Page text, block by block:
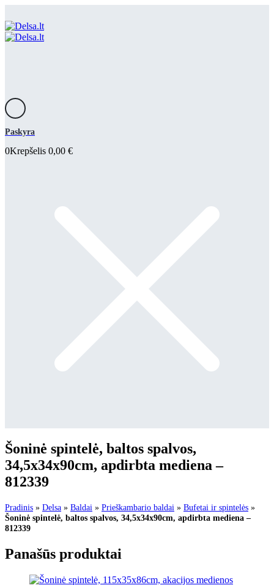
Paskyra
0Krepšelis 0,00 €
Šoninė spintelė, baltos spalvos,
34,5x34x90cm, apdirbta mediena –
812339
Pradinis » Delsa » Baldai » Prieškambario baldai » Bufetai ir spintelės »
Šoninė spintelė, baltos spalvos, 34,5x34x90cm, apdirbta mediena –
812339
Panašūs produktai